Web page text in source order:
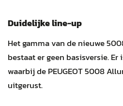
Duidelijke line-up
Het gamma van de nieuwe
bestaat er geen basisversie.
waarbij de PEUGEOT 5008
uitgerust.